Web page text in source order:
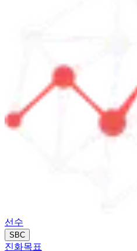
선수
SBC
진화목표